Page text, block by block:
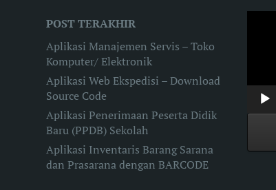
POST TERAKHIR
Aplikasi Manajemen Servis – Toko
Komputer/ Elektronik
Aplikasi Web Ekspedisi – Download
Source Code
Aplikasi Penerimaan Peserta Didik
Baru (PPDB) Sekolah
Aplikasi Inventaris Barang Sarana
dan Prasarana dengan BARCODE